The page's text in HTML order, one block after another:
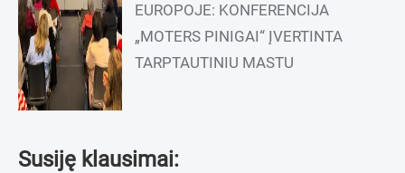
EUROPOJE: KONFERENCIJA
„MOTERS PINIGAI“ ĮVERTINTA
TARPTAUTINIU MASTU
Susiję klausimai: